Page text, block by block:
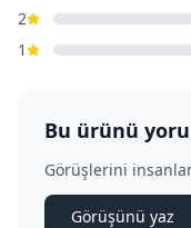
2
1
Bu ürünü
Görüşlerini
Görüşünü yaz